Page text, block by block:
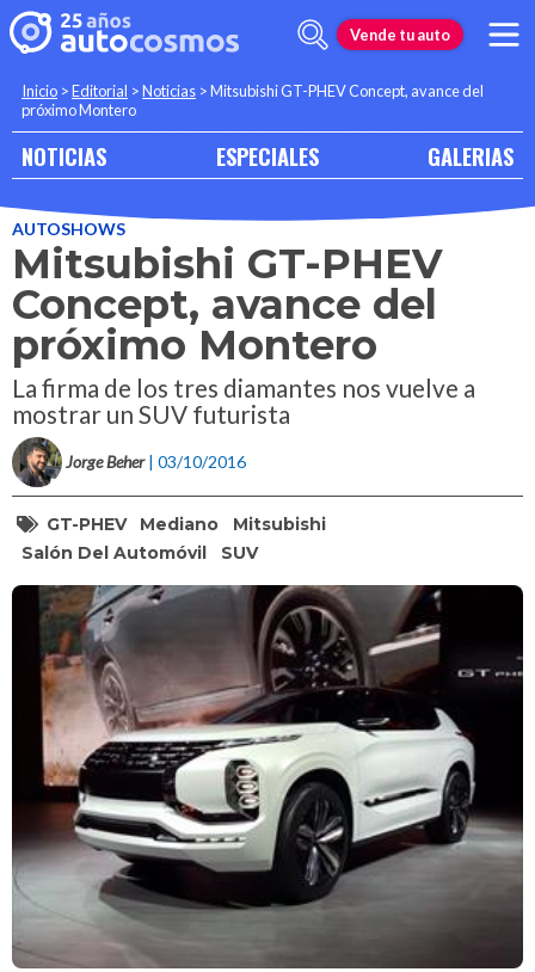
Vende tu auto
Inicio >Editorial >Noticias >Mitsubishi GT-PHEV Concept, avance del
próximo Montero
NOTICIAS ESPECIALES GALERIAS
AUTOSHOWS
Mitsubishi GT-PHEV
Concept, avance del
próximo Montero
La firma de los tres diamantes nos vuelve a
mostrar un SUV futurista
Jorge Beher | 03/10/2016
GT-PHEV Mediano
Mitsubishi
Salón Del Automóvil
SUV